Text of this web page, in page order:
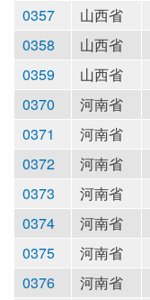
0357
山西省
0358
山西省
0359
山西省
0370
河南省
0371
河南省
0372
河南省
0373
河南省
0374
河南省
0375
河南省
0376
河南省